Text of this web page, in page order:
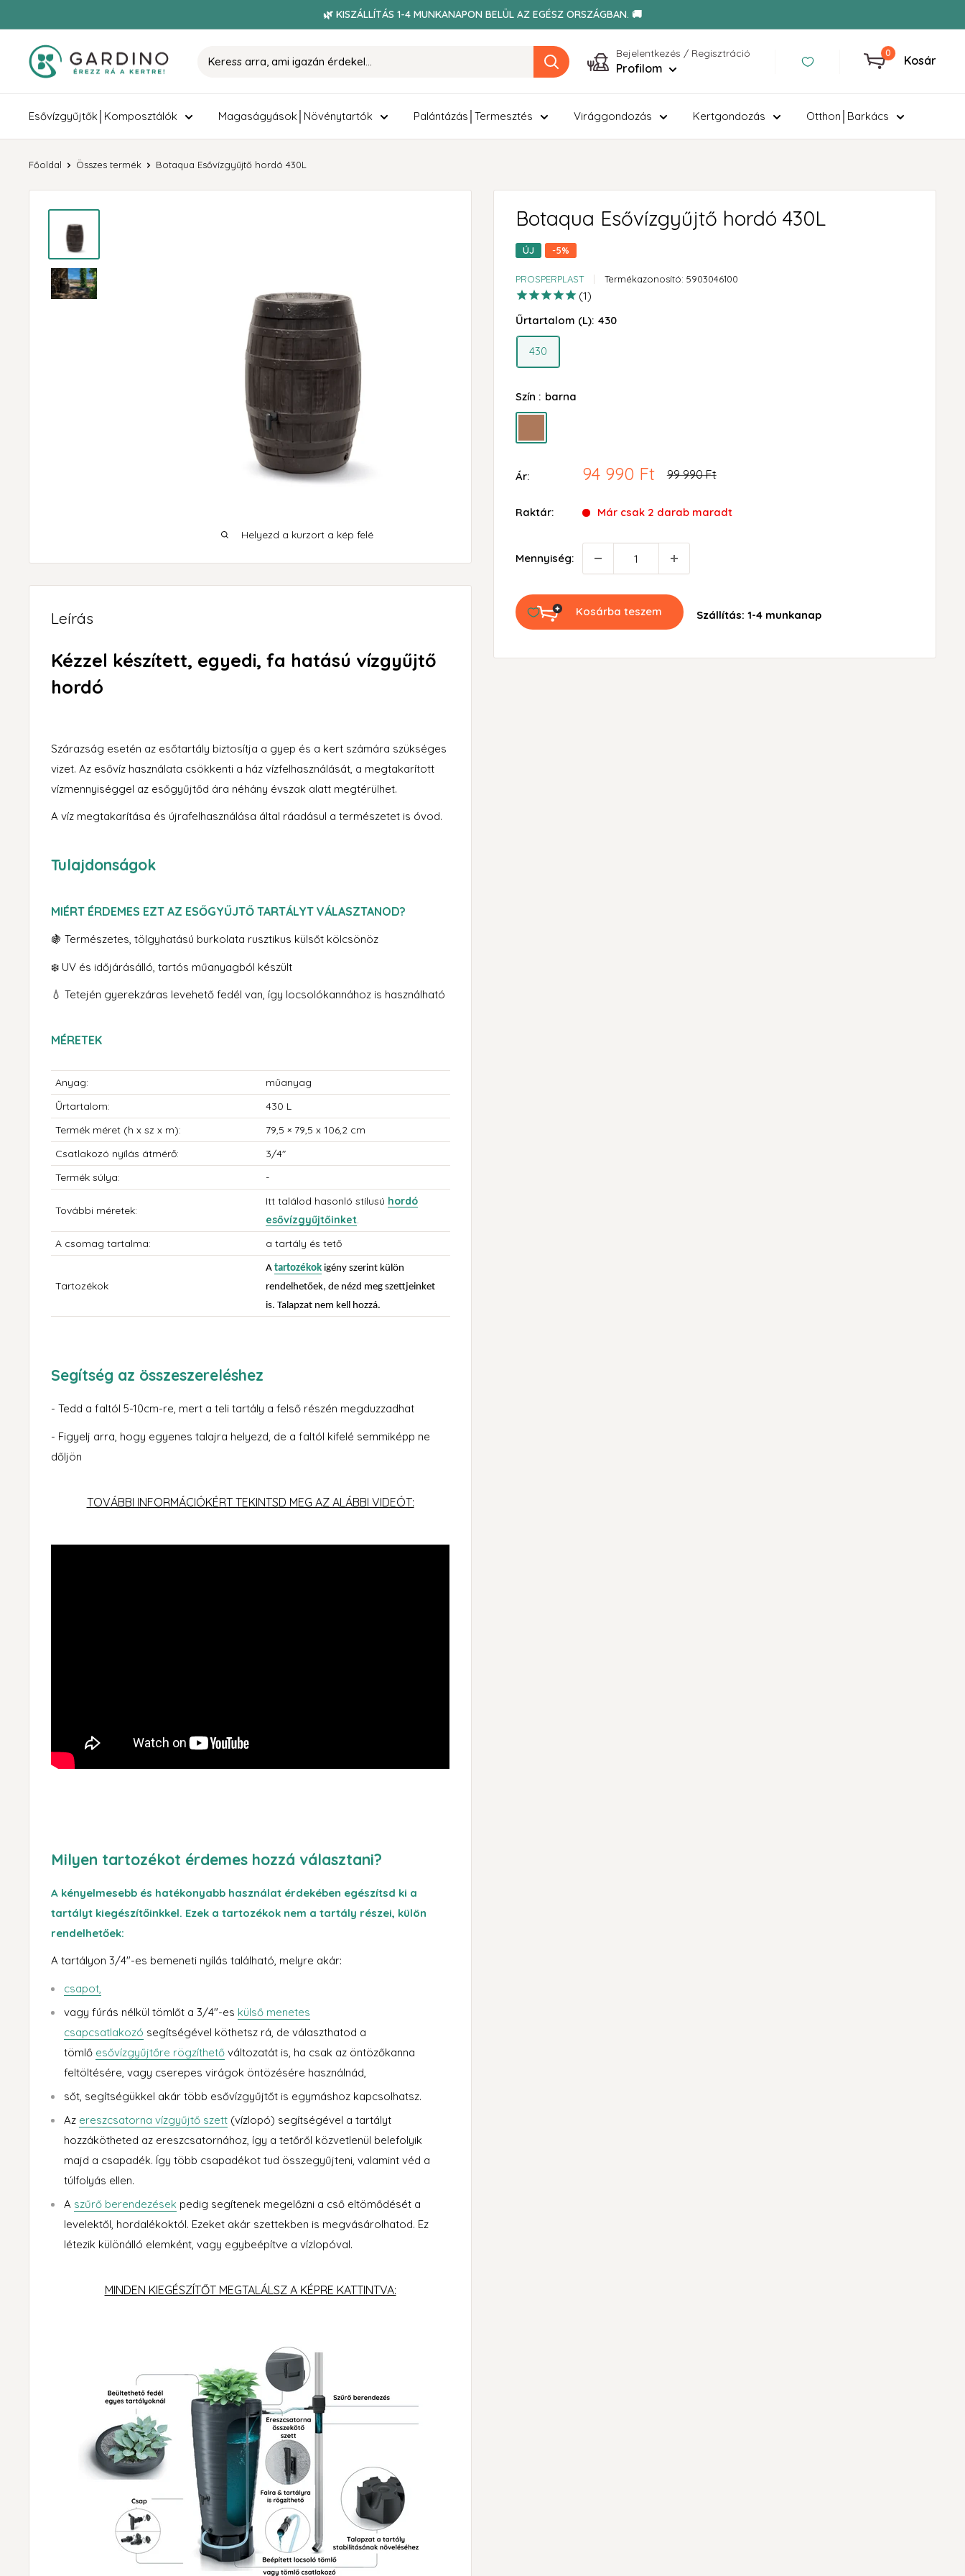
🌿 KISZÁLLÍTÁS 1-4 MUNKANAPON BELÜL AZ EGÉSZ ORSZÁGBAN. 🚚
Gardino Bejelentkezés / Regisztráció
Profilom
0
Kosár
Esővízgyűjtők│Komposztálók Magaságyások│Növénytartók Palántázás│Termesztés Virággondozás Kertgondozás Otthon│Barkács
Főoldal Összes termék Botaqua Esővízgyűjtő hordó 430L
Helyezd a kurzort a kép felé
Botaqua Esővízgyűjtő hordó 430L
ÚJ -5%
PROSPERPLAST Termékazonosító: 5903046100
1
Űrtartalom (L): 430
430
Szín : barna
Ár:
Akciós
94 990 Ft Ár
99 990 Ft
Raktár: Már csak 2 darab maradt
Mennyiség:
Kosárba teszem Szállítás: 1-4 munkanap
Leírás
Kézzel készített, egyedi, fa hatású vízgyűjtő
hordó
Szárazság esetén az esőtartály biztosítja a gyep és a kert számára szükséges
vizet. Az esővíz használata csökkenti a ház vízfelhasználását, a megtakarított
vízmennyiséggel az esőgyűjtőd ára néhány évszak alatt megtérülhet.
A víz megtakarítása és újrafelhasználása által ráadásul a természetet is óvod.
Tulajdonságok
MIÉRT ÉRDEMES EZT AZ ESŐGYŰJTŐ TARTÁLYT VÁLASZTANOD?
🍇 Természetes, tölgyhatású burkolata rusztikus külsőt kölcsönöz
❄️ UV és időjárásálló, tartós műanyagból készült
💧 Tetején gyerekzáras levehető fedél van, így locsolókannához is használható
MÉRETEK
Anyag:
műanyag
Űrtartalom:
430 L
Termék méret (h x sz x m):
79,5 × 79,5 x 106,2 cm
Csatlakozó nyílás átmérő:
3/4"
Termék súlya:
-
További méretek:
Itt találod hasonló stílusú hordó
esővízgyűjtőinket.
A csomag tartalma:
a tartály és tető
Tartozékok
A tartozékok igény szerint külön
rendelhetőek, de nézd meg szettjeinket
is. Talapzat nem kell hozzá.
Segítség az összeszereléshez
- Tedd a faltól 5-10cm-re, mert a teli tartály a felső részén megduzzadhat
- Figyelj arra, hogy egyenes talajra helyezd, de a faltól kifelé semmiképp ne
dőljön
TOVÁBBI INFORMÁCIÓKÉRT TEKINTSD MEG AZ ALÁBBI VIDEÓT:
Milyen tartozékot érdemes hozzá választani?
A kényelmesebb és hatékonyabb használat érdekében egészítsd ki a
tartályt kiegészítőinkkel. Ezek a tartozékok nem a tartály részei, külön
rendelhetőek:
A tartályon 3/4"-es bemeneti nyílás található, melyre akár:
csapot
vagy fúrás nélkül tömlőt a 3/4"-es külső menetes
csapcsatlakozó segítségével köthetsz rá, de választhatod a
tömlő esővízgyűjtőre rögzíthető változatát is, ha csak az öntözőkanna
feltöltésére, vagy cserepes virágok öntözésére használnád,
sőt, segítségükkel akár több esővízgyűjtőt is egymáshoz kapcsolhatsz.
Az ereszcsatorna vízgyűjtő szett (vízlopó) segítségével a tartályt
hozzákötheted az ereszcsatornához, így a tetőről közvetlenül belefolyik
majd a csapadék. Így több csapadékot tud összegyűjteni, valamint véd a
túlfolyás ellen.
A szűrő berendezések pedig segítenek megelőzni a cső eltömődését a
levelektől, hordalékoktól. Ezeket akár szettekben is megvásárolhatod. Ez
létezik különálló elemként, vagy egybeépítve a vízlopóval.
MINDEN KIEGÉSZÍTŐT MEGTALÁLSZ A KÉPRE KATTINTVA: